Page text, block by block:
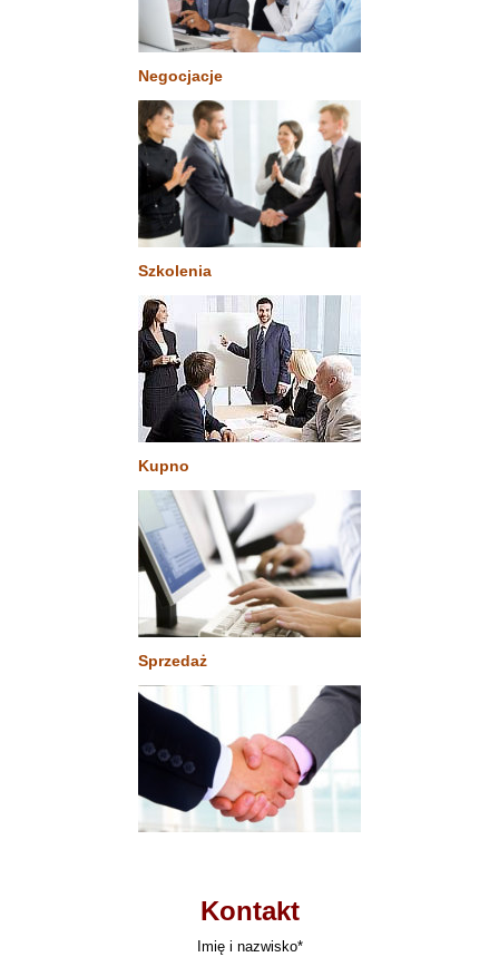
Negocjacje
Szkolenia
Kupno
Sprzedaż
Kontakt
Imię i nazwisko*